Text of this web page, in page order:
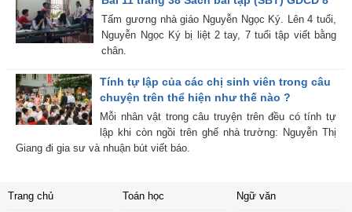
Tấm gương nhà giáo Nguyễn Ngọc Ký. Lên 4 tuổi,
Nguyễn Ngọc Ký bị liệt 2 tay, 7 tuổi tập viết bằng
chân.
Tính tự lập của các chị sinh viên trong câu
chuyện trên thể hiện như thế nào ?
Mỗi nhân vật trong câu truyện trên đều có tính tự
lập khi còn ngồi trên ghế nhà trường: Nguyễn Thị
Giang đi gia sư và nhuận bút viết báo.
Trang chủ Toán học Ngữ văn